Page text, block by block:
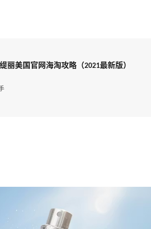
丽美国官网海淘攻略（2021最新版）